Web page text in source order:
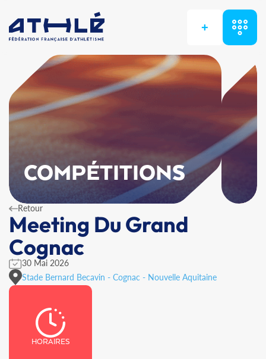
+
COMPÉTITIONS
Retour
Meeting Du Grand
Cognac
30 Mai 2026
Stade Bernard Becavin - Cognac - Nouvelle Aquitaine
HORAIRES